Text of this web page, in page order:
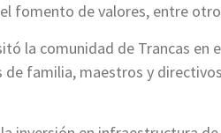
fomento de valores, entre
la comunidad de Trancas en
de familia, maestros y